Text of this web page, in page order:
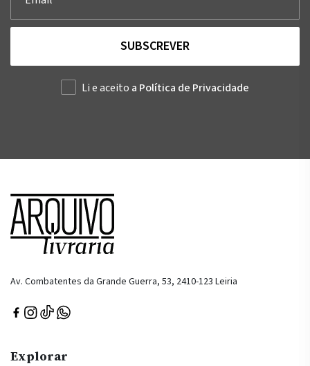
SUBSCREVER
Li e aceito a Política de Privacidade
Av. Combatentes da Grande Guerra, 53, 2410-123 Leiria
Explorar